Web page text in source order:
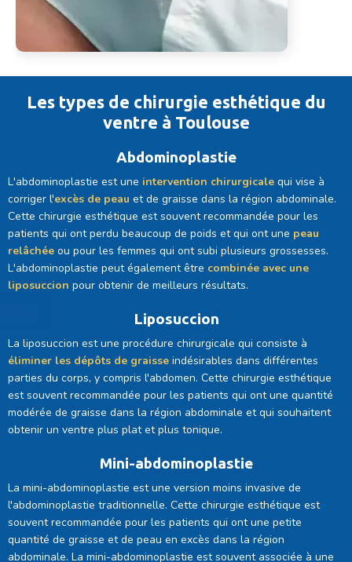
Les types de chirurgie esthétique du
ventre à Toulouse
Abdominoplastie
L'abdominoplastie est une intervention chirurgicale qui vise à
corriger l'excès de peau et de graisse dans la région abdominale.
Cette chirurgie esthétique est souvent recommandée pour les
patients qui ont perdu beaucoup de poids et qui ont une peau
relâchée ou pour les femmes qui ont subi plusieurs grossesses.
L'abdominoplastie peut également être combinée avec une
liposuccion pour obtenir de meilleurs résultats.
Liposuccion
La liposuccion est une procédure chirurgicale qui consiste à
éliminer les dépôts de graisse indésirables dans différentes
parties du corps, y compris l'abdomen. Cette chirurgie esthétique
est souvent recommandée pour les patients qui ont une quantité
modérée de graisse dans la région abdominale et qui souhaitent
obtenir un ventre plus plat et plus tonique.
Mini-abdominoplastie
La mini-abdominoplastie est une version moins invasive de
l'abdominoplastie traditionnelle. Cette chirurgie esthétique est
souvent recommandée pour les patients qui ont une petite
quantité de graisse et de peau en excès dans la région
abdominale. La mini-abdominoplastie est souvent associée à une